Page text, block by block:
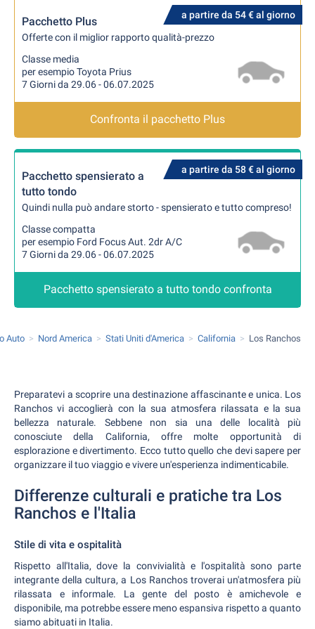
a partire da 54 € al giorno
Pacchetto Plus
Offerte con il miglior rapporto qualità-prezzo
Classe media
per esempio Toyota Prius
7 Giorni da 29.06 - 06.07.2025
Confronta il pacchetto Plus
a partire da 58 € al giorno
Pacchetto spensierato a
tutto tondo
Quindi nulla può andare storto - spensierato e tutto compreso!
Classe compatta
per esempio Ford Focus Aut. 2dr A/C
7 Giorni da 29.06 - 06.07.2025
Pacchetto spensierato a tutto tondo confronta
Auto Nord America Stati Uniti d'America California Los Ranchos
Preparatevi a scoprire una destinazione affascinante e unica. Los
Ranchos vi accoglierà con la sua atmosfera rilassata e la sua
bellezza naturale. Sebbene non sia una delle località più
conosciute della California, offre molte opportunità di
esplorazione e divertimento. Ecco tutto quello che devi sapere per
organizzare il tuo viaggio e vivere un'esperienza indimenticabile.
Differenze culturali e pratiche tra Los
Ranchos e l'Italia
Stile di vita e ospitalità
Rispetto all'Italia, dove la convivialità e l'ospitalità sono parte
integrante della cultura, a Los Ranchos troverai un'atmosfera più
rilassata e informale. La gente del posto è amichevole e
disponibile, ma potrebbe essere meno espansiva rispetto a quanto
siamo abituati in Italia.